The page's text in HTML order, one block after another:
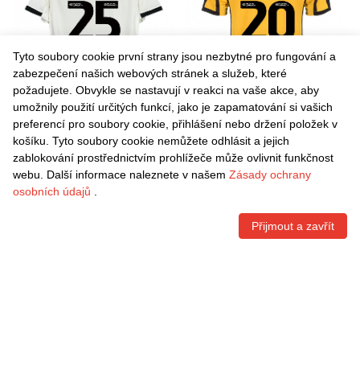
Danxen Pánské Cameron
Humphreys #25 Špinavě Bílá
Černá Domů Hráčské Dresy
2025/26 Dres
Kč1.542,60
Danxen Pánské Rico
Richards #20 Oranžová
Černá Daleko Hráčské Dresy
2025/26 Dres
Kč1.542,60
Tyto soubory cookie první strany jsou nezbytné pro fungování a
zabezpečení našich webových stránek a služeb, které
požadujete. Obvykle se nastavují v reakci na vaše akce, aby
umožnily použití určitých funkcí, jako je zapamatování si vašich
preferencí pro soubory cookie, přihlášení nebo držení položek v
košíku. Tyto soubory cookie nemůžete odhlásit a jejich
zablokování prostřednictvím prohlížeče může ovlivnit funkčnost
webu. Další informace naleznete v našem Zásady ochrany
osobních údajů
Přijmout a zavřít